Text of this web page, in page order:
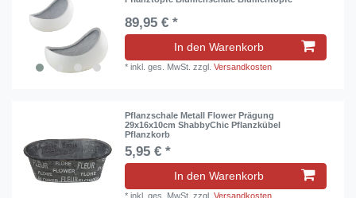
89,95 € *
In den Warenkorb
*inkl. ges. MwSt. zzgl.Versandkosten
Pflanzschale Metall Flower Prägung
29x16x10cm ShabbyChic Pflanzkübel
Pflanzkorb
5,95 € *
In den Warenkorb
*inkl. ges. MwSt. zzgl.Versandkosten